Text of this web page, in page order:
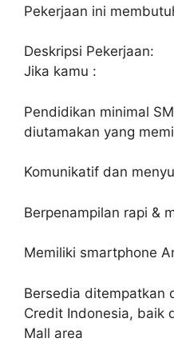
Pekerjaan ini
Deskripsi Pekerjaan:
Jika kamu :
Pendidikan minimal
diutamakan yang
Komunikatif dan
Berpenampilan rapi &
Memiliki smartphone
Bersedia ditempatkan
Credit Indonesia, baik
Mall area